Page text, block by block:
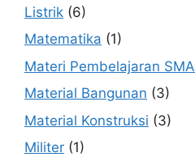
Listrik (6)
Matematika (1)
Materi Pembelajaran SMA
Material Bangunan (3)
Material Konstruksi (3)
Militer (1)